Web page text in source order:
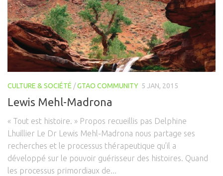
CULTURE & SOCIÉTÉ /GTAO COMMUNITY 5 JAN, 2015
Lewis Mehl-Madrona
« Tout est histoire. » Propos recueillis pas Delphine
Lhuillier Le Dr Lewis Mehl-Madrona nous partage ses
recherches et le processus thérapeutique qu’il a
développé sur le pouvoir guérisseur des histoires. Quand
les processus primordiaux de...